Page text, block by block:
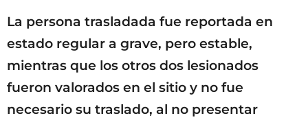
La persona trasladada fue reportada en
estado regular a grave, pero estable,
mientras que los otros dos lesionados
fueron valorados en el sitio y no fue
necesario su traslado, al no presentar